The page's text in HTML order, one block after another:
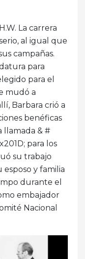
La carrera
al igual que
campañas.
para
para el
mudó a
Barbara crió a
benéficas
llamada & #
para los
su trabajo
y familia
durante el
embajador
Nacional